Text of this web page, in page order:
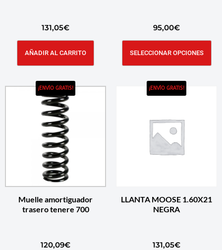
131,05€
AÑADIR AL CARRITO
95,00€
SELECCIONAR OPCIONES
¡ENVÍO GRATIS!
Muelle amortiguador
trasero tenere 700
120,09€
¡ENVÍO GRATIS!
LLANTA MOOSE 1.60X21
NEGRA
131,05€